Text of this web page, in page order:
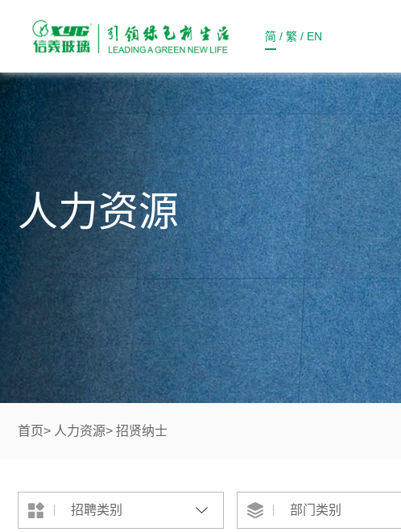
简 /繁 / EN
人力资源
首页> 人力资源> 招贤纳士
招聘类别 部门类别